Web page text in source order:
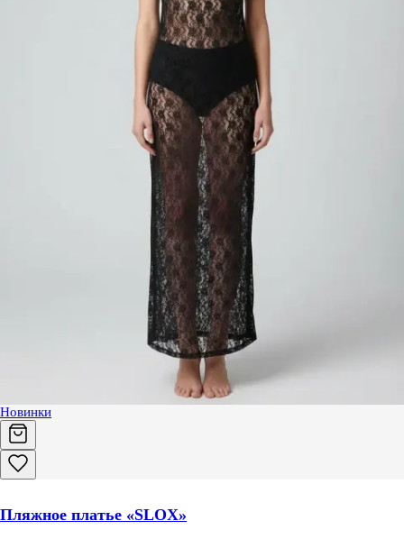
Новинки
Пляжное платье «SLOX»